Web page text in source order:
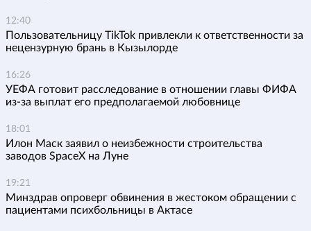
12:40
Пользовательницу TikTok привлекли к ответственности за
нецензурную брань в Кызылорде
16:26
УЕФА готовит расследование в отношении главы ФИФА
из-за выплат его предполагаемой любовнице
18:01
Илон Маск заявил о неизбежности строительства
заводов SpaceX на Луне
19:21
Минздрав опроверг обвинения в жестоком обращении с
пациентами психбольницы в Актасе